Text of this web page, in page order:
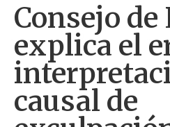
Consejo de
explica el
causal de